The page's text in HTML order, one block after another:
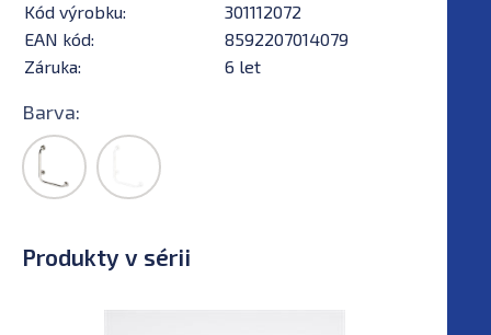
Kód výrobku:
301112072
EAN kód:
8592207014079
Záruka:
6 let
Barva:
Produkty v sérii